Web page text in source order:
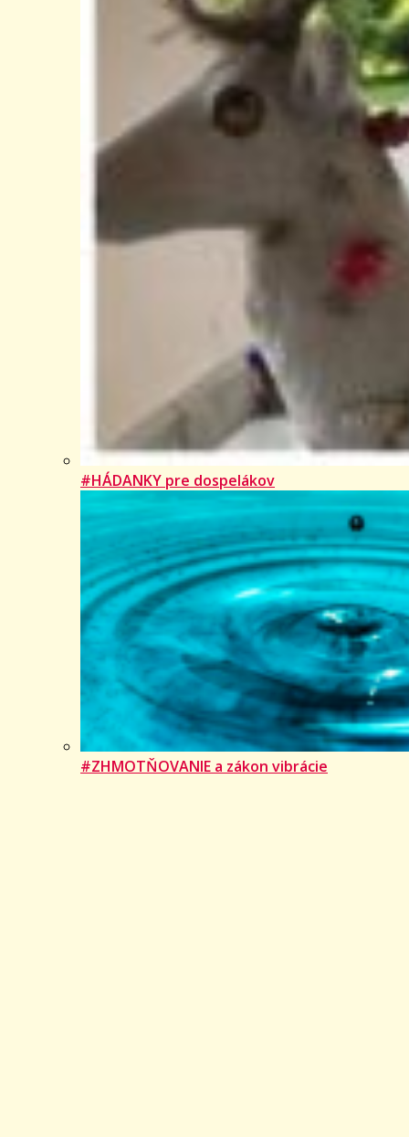
#HÁDANKY pre dospelákov
#ZHMOTŇOVANIE a zákon vibrácie